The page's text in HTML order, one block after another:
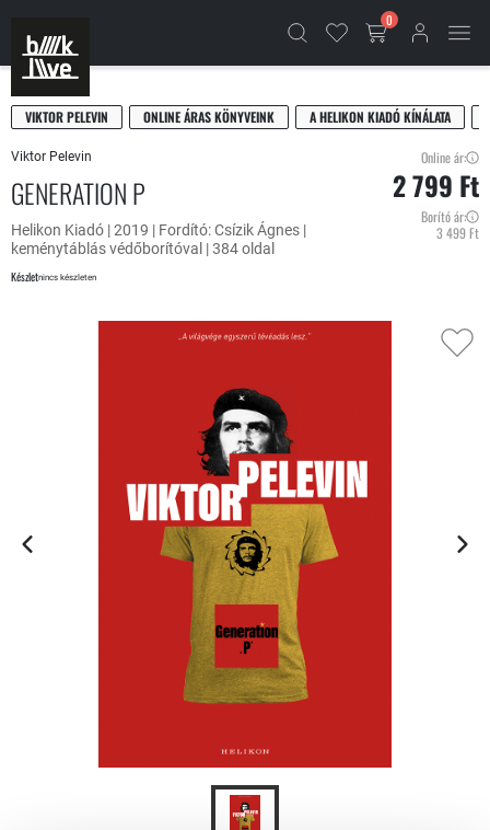
0
VIKTOR PELEVIN ONLINE ÁRAS KÖNYVEINK A HELIKON KIADÓ KÍNÁLATA
Viktor Pelevin
GENERATION P
Helikon Kiadó | 2019 | Fordító: Csízik Ágnes |
keménytáblás védőborítóval | 384 oldal
Készletnincs készleten
Online ár:
2 799 Ft
Borító ár:
3 499 Ft